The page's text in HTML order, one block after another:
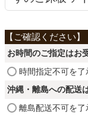
ファブリック
カーテン
ラグ
お時間のご指定はお
時間指定不可を了
沖縄・離島への配送
離島配送不可を了